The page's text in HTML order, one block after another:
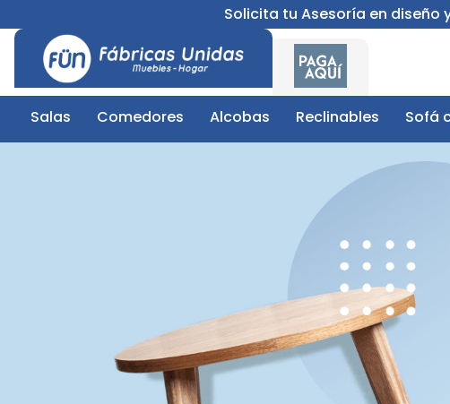
Solicita tu Asesoría en diseño
Salas Comedores Alcobas Reclinables Sofá